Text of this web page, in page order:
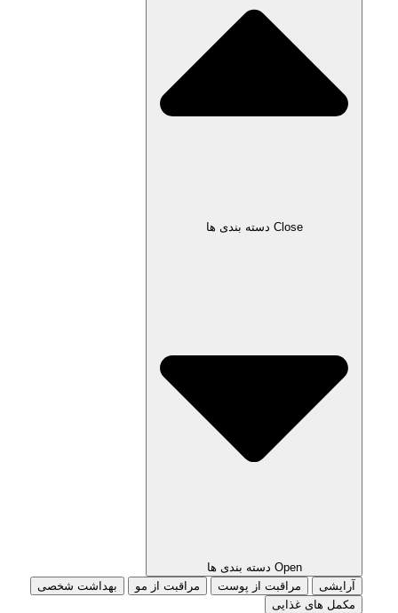
Close دسته بندی ها
Open دسته بندی ها
آرایشی
مراقبت از پوست مراقبت از مو
بهداشت شخصی
مکمل های غذایی